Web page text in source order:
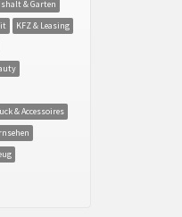
& Garten
KFZ & Leasing
& Accessoires